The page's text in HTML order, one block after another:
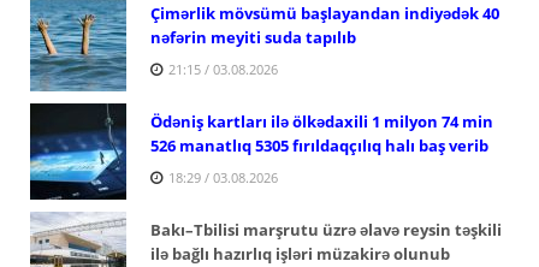
Çimərlik mövsümü başlayandan indiyədək 40
nəfərin meyiti suda tapılıb
21:15 / 03.08.2026
Ödəniş kartları ilə ölkədaxili 1 milyon 74 min
526 manatlıq 5305 fırıldaqçılıq halı baş verib
18:29 / 03.08.2026
Bakı–Tbilisi marşrutu üzrə əlavə reysin təşkili
ilə bağlı hazırlıq işləri müzakirə olunub